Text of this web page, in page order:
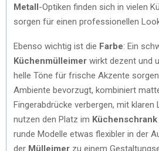
Metall-Optiken finden sich in vielen
sorgen für einen professionellen
Ebenso wichtig ist die Farbe: Ein
Küchenmülleimer wirkt dezent und
helle Töne für frische Akzente
Ambiente bevorzugt, kombiniert
Fingerabdrücke verbergen, mit klaren
nutzen den Platz im Küchenschrank
runde Modelle etwas flexibler in der
der Mülleimer zu einem